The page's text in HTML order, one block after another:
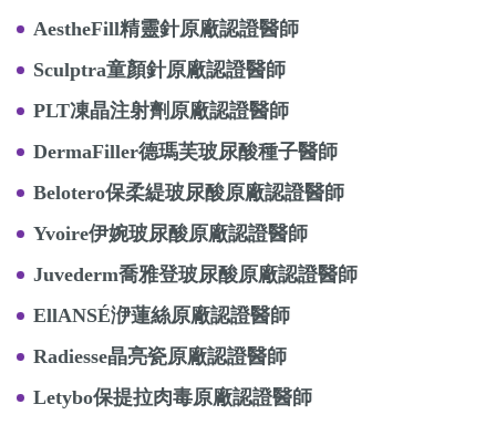
AestheFill精靈針原廠認證醫師
Sculptra童顏針原廠認證醫師
PLT凍晶注射劑原廠認證醫師
DermaFiller德瑪芙玻尿酸種子醫師
Belotero保柔緹玻尿酸原廠認證醫師
Yvoire伊婉玻尿酸原廠認證醫師
Juvederm喬雅登玻尿酸原廠認證醫師
EllANSÉ洢蓮絲原廠認證醫師
Radiesse晶亮瓷原廠認證醫師
Letybo保提拉肉毒原廠認證醫師